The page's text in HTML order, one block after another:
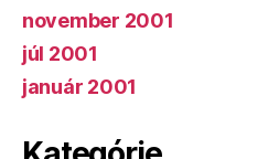
november 2001
júl 2001
január 2001